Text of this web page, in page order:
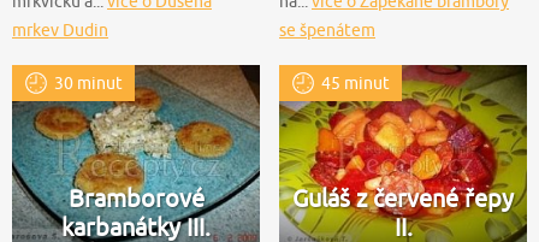
mrkev Dudin
se špenátem
30 minut
Bramborové
karbanátky III.
45 minut
Guláš z červené řepy
II.